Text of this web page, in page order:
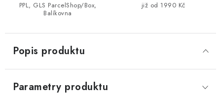
PPL, GLS ParcelShop/Box,
Balíkovna
již od 1990 Kč
Popis produktu
Parametry produktu